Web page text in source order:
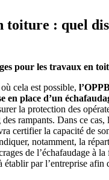
toiture : quel
pour les travaux en
cela est possible,
en place d’un
la protection des
rampants. Dans ce cas,
certifier la capacité de
notamment, la
de l’échafaudage à
établir par l’entreprise afin